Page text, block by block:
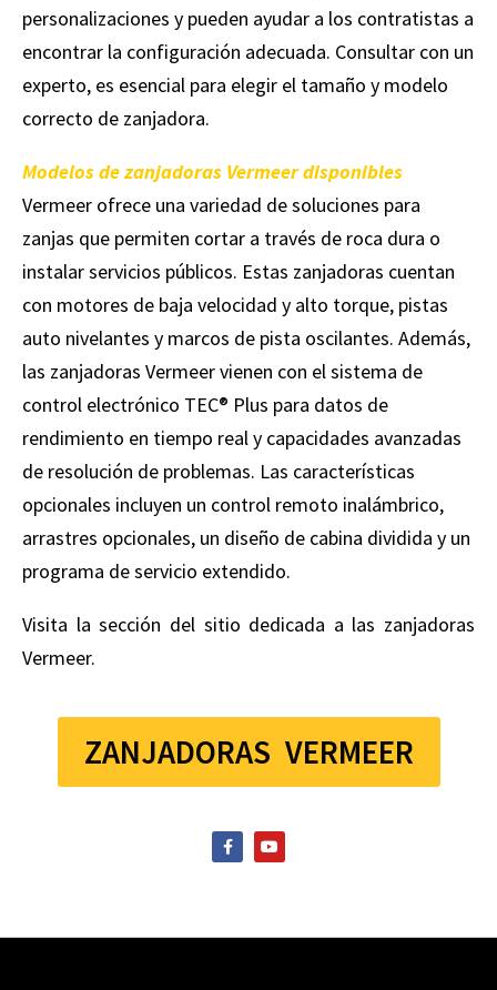
personalizaciones y pueden ayudar a los contratistas a
encontrar la configuración adecuada. Consultar con un
experto, es esencial para elegir el tamaño y modelo
correcto de zanjadora.
Modelos de zanjadoras Vermeer disponibles
Vermeer ofrece una variedad de soluciones para
zanjas que permiten cortar a través de roca dura o
instalar servicios públicos. Estas zanjadoras cuentan
con motores de baja velocidad y alto torque, pistas
auto nivelantes y marcos de pista oscilantes. Además,
las zanjadoras Vermeer vienen con el sistema de
control electrónico TEC® Plus para datos de
rendimiento en tiempo real y capacidades avanzadas
de resolución de problemas. Las características
opcionales incluyen un control remoto inalámbrico,
arrastres opcionales, un diseño de cabina dividida y un
programa de servicio extendido.
Visita la sección del sitio dedicada a las zanjadoras
Vermeer.
ZANJADORAS VERMEER
F
a
c
Y
o
u